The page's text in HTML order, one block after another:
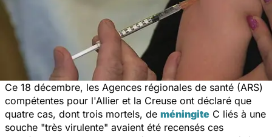
Ce 18 décembre, les Agences régionales de santé (ARS)
compétentes pour l'Allier et la Creuse ont déclaré que
quatre cas, dont trois mortels, de méningite C liés à une
souche "très virulente" avaient été recensés ces